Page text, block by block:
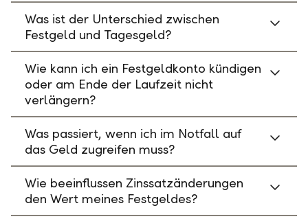
Was ist der Unterschied zwischen
Festgeld und Tagesgeld?
Wie kann ich ein Festgeldkonto kündigen
oder am Ende der Laufzeit nicht
verlängern?
Was passiert, wenn ich im Notfall auf
das Geld zugreifen muss?
Wie beeinflussen Zinssatzänderungen
den Wert meines Festgeldes?